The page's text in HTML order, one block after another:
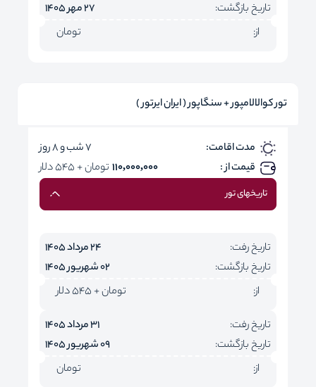
تاریخ بازگشت:
27 مهر 1405
از:
تومان
تور کوالالامپور + سنگاپور ( ایران ایرتور )
مدت اقامت:
7 شب و 8 روز
قیمت از :
110,000,000 تومان + 545 دلار
تاریخهای تور
تاریخ رفت:
24 مرداد 1405
تاریخ بازگشت:
02 شهریور 1405
از:
تومان + 545 دلار
تاریخ رفت:
31 مرداد 1405
تاریخ بازگشت:
09 شهریور 1405
از:
تومان